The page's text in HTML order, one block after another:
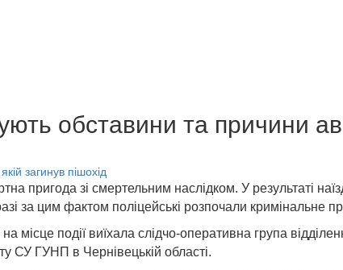
обставини та причини
пригода зі смертельним наслідком. У результаті
за цим фактом поліцейські розпочали кримінальне
події виїхала слідчо-оперативна група
СУ ГУНП в Чернівецькій області.